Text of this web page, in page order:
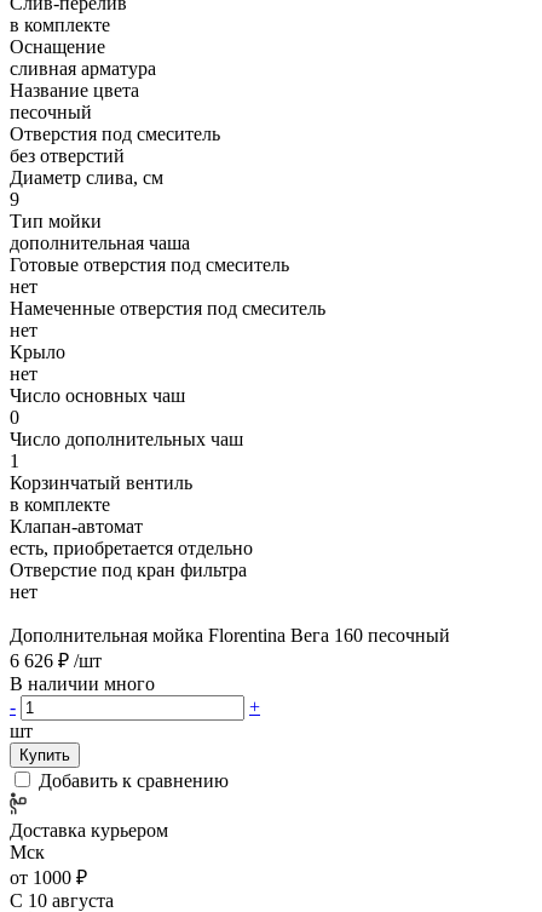
в комплекте
Оснащение
сливная арматура
Название цвета
песочный
Отверстия под смеситель
без отверстий
Диаметр слива, см
9
Тип мойки
дополнительная чаша
Готовые отверстия под смеситель
нет
Намеченные отверстия под смеситель
нет
Крыло
нет
Число основных чаш
0
Число дополнительных чаш
1
Корзинчатый вентиль
в комплекте
Клапан-автомат
есть, приобретается отдельно
Отверстие под кран фильтра
нет
Дополнительная мойка Florentina Вега 160 песочный
6 626 ₽ /шт
В наличии много
-
+
шт
Купить
Добавить к сравнению
Доставка курьером
Мск
от 1000 ₽
С 10 августа